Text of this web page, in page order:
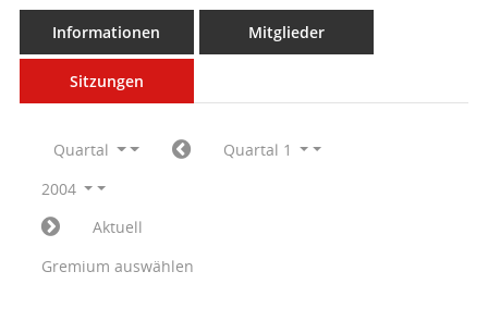
Informationen Mitglieder
Sitzungen
Quartal
Quartal 1
2004
Aktuell
Gremium auswählen